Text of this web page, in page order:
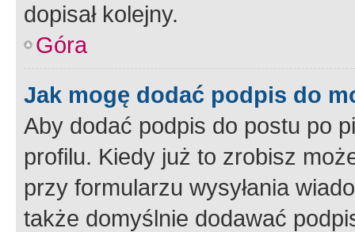
dopisał kolejny.
Góra
Jak mogę dodać podpis do
Aby dodać podpis do postu po
profilu. Kiedy już to zrobisz
przy formularzu wysyłania
także domyślnie dodawać